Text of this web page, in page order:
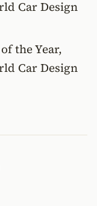
Car Design
the Year,
Car Design